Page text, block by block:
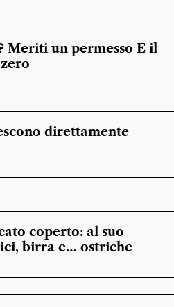
Meriti un permesso E il
direttamente
coperto: al suo
birra e… ostriche